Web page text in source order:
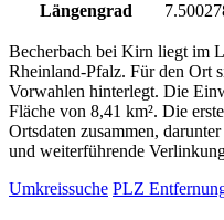
Längengrad
Becherbach bei Kirn liegt im
Rheinland-Pfalz. Für den Ort
Vorwahlen hinterlegt. Die
Fläche von 8,41 km². Die
Ortsdaten zusammen,
und weiterführende
Umkreissuche PLZ